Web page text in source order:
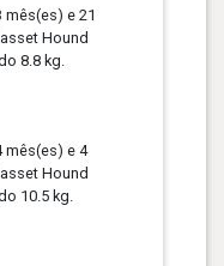
mês(es) e 21
Hound
8.8 kg.
mês(es) e 4
Hound
10.5 kg.